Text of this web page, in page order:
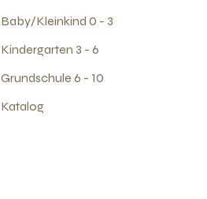
Baby/Kleinkind 0 - 3
Kindergarten 3 - 6
Grundschule 6 - 10
Katalog